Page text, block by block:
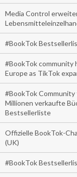
Media Control
#BookTok
#BookTok community
Europe as TikTok
#BookTok
Millionen verkaufte
Bestsellerliste
Offizielle BookTok-
(UK)
#BookTok